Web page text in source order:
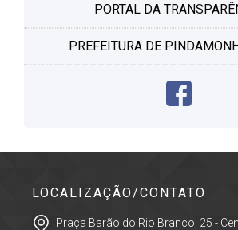
PORTAL DA
PREFEITURA DE
LOCALIZAÇÃO/CONTATO
Praça Barão do Rio Branco, 25 -